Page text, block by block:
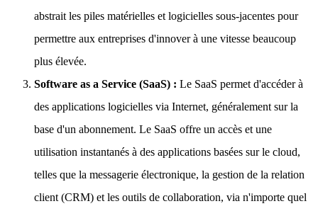
abstrait les piles matérielles et logicielles sous-jacentes pour
permettre aux entreprises d'innover à une vitesse beaucoup
plus élevée.
Software as a Service (SaaS) : Le SaaS permet d'accéder à
des applications logicielles via Internet, généralement sur la
base d'un abonnement. Le SaaS offre un accès et une
utilisation instantanés à des applications basées sur le cloud,
telles que la messagerie électronique, la gestion de la relation
client (CRM) et les outils de collaboration, via n'importe quel